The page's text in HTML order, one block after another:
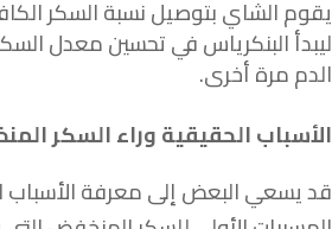
يقوم الشاي بتوصيل نسبة السكر
ليبدأ البنكرياس في تحسين معدل
الدم مرة أخرى.
الأسباب الحقيقية وراء السكر
قد يسعي البعض إلى معرفة الأسباب